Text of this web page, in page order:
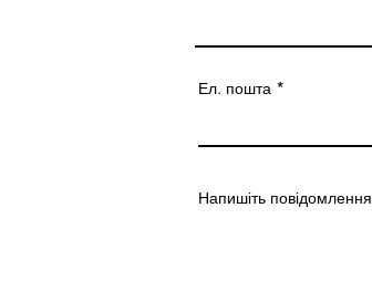
Ел. пошта
Напишіть повідомлення